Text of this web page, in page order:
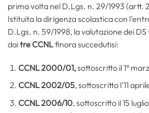
prima volta nel D.Lgs. n. 29/1993 (artt.
Istituita la dirigenza scolastica con
D.Lgs. n. 59/1998, la valutazione dei
daitre CCNLfinora succedutisi:
CCNL 2000/01,sottoscritto il 1°
CCNL 2002/05, sottoscritto l’11
CCNL 2006/10, sottoscritto il 15